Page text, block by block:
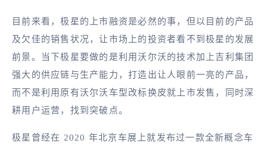
目前来看，极星的上市融资是必然的事，但以目前的产品
及欠佳的销售状况，让市场上的投资者看不到极星的发展
前景。当下极星要做的是利用沃尔沃的技术加上吉利集团
强大的供应链与生产能力，打造出让人眼前一亮的产品，
而不是利用原有沃尔沃车型改标换皮就上市发售，同时深
耕用户运营，找到突破点。
极星曾经在 2020 年北京车展上就发布过一款全新概念车